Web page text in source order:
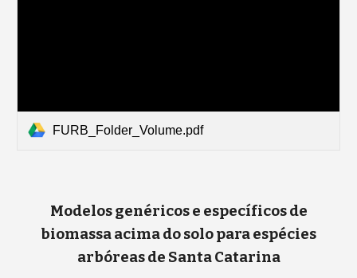
FURB_Folder_Volume.pdf
Modelos genéricos e específicos de
biomassa acima do solo para espécies
arbóreas de Santa Catarina